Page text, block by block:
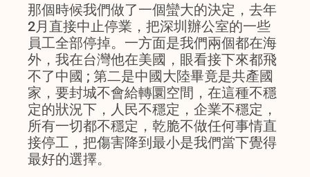
那個時候我們做了一個蠻大的決定，去年
2月直接中止停業，把深圳辦公室的一些
員工全部停掉。一方面是我們兩個都在海
外，我在台灣他在美國，眼看接下來都飛
不了中國 ; 第二是中國大陸畢竟是共產國
家，要封城不會給轉圜空間，在這種不穩
定的狀況下，人民不穩定，企業不穩定，
所有一切都不穩定，乾脆不做任何事情直
接停工，把傷害降到最小是我們當下覺得
最好的選擇。